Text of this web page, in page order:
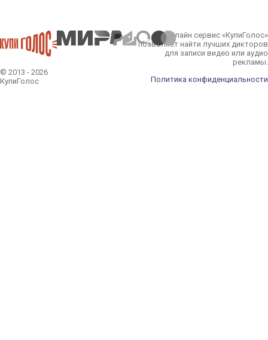
© 2013 - 2026
КупиГолос
Онлайн сервис «КупиГолос»
позволяет найти лучших дикторов
для записи видео или аудио
рекламы.
Политика конфиденциальности